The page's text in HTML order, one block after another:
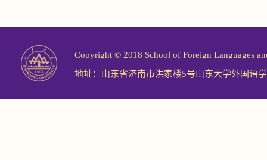
Copyright © 2018 School of Foreign Languages
地址：山东省济南市洪家楼5号山东大学外国语